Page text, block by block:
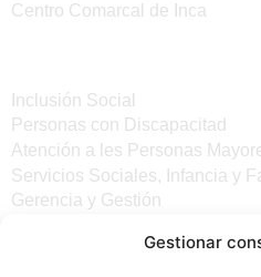
Gestionar
Centro Comarcal de Inca
Inclusión Social
Personas con Discapacitad
Atención a les Personas
Servicios Sociales, Infancia y
Gerencia y Gestión
Otros enlaces